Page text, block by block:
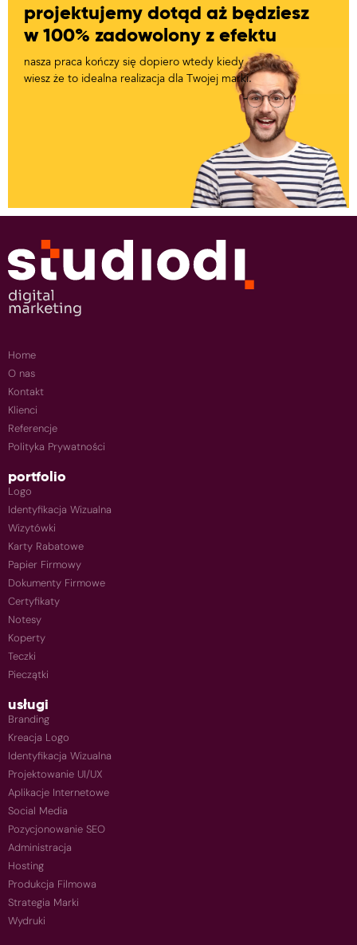
projektujemy dotąd aż będziesz
w 100% zadowolony z efektu
nasza praca kończy się dopiero wtedy kiedy
wiesz że to idealna realizacja dla Twojej marki.
Home
O nas
Kontakt
Klienci
Referencje
Polityka Prywatności
portfolio
Logo
Identyfikacja Wizualna
Wizytówki
Karty Rabatowe
Papier Firmowy
Dokumenty Firmowe
Certyfikaty
Notesy
Koperty
Teczki
Pieczątki
usługi
Branding
Kreacja Logo
Identyfikacja Wizualna
Projektowanie UI/UX
Aplikacje Internetowe
Social Media
Pozycjonowanie SEO
Administracja
Hosting
Produkcja Filmowa
Strategia Marki
Wydruki